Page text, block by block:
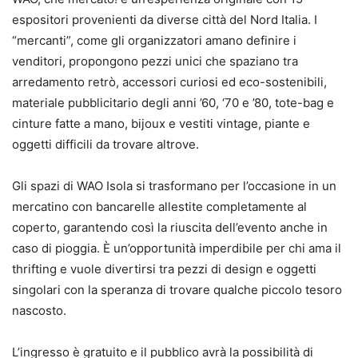
espositori provenienti da diverse città del Nord Italia. I
“mercanti”, come gli organizzatori amano definire i
venditori, propongono pezzi unici che spaziano tra
arredamento retrò, accessori curiosi ed eco-sostenibili,
materiale pubblicitario degli anni ’60, ‘70 e ’80, tote-bag e
cinture fatte a mano, bijoux e vestiti vintage, piante e
oggetti difficili da trovare altrove.
Gli spazi di WAO Isola si trasformano per l’occasione in un
mercatino con bancarelle allestite completamente al
coperto, garantendo così la riuscita dell’evento anche in
caso di pioggia. È un’opportunità imperdibile per chi ama il
thrifting e vuole divertirsi tra pezzi di design e oggetti
singolari con la speranza di trovare qualche piccolo tesoro
nascosto.
L’ingresso è gratuito e il pubblico avrà la possibilità di